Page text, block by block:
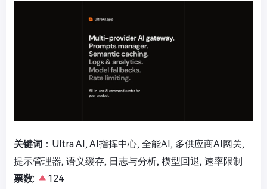
关键词 ：Ultra AI, AI指挥中心, 全能AI, 多供应商AI网关,
提示管理器, 语义缓存, 日志与分析, 模型回退, 速率限制
票数:
124